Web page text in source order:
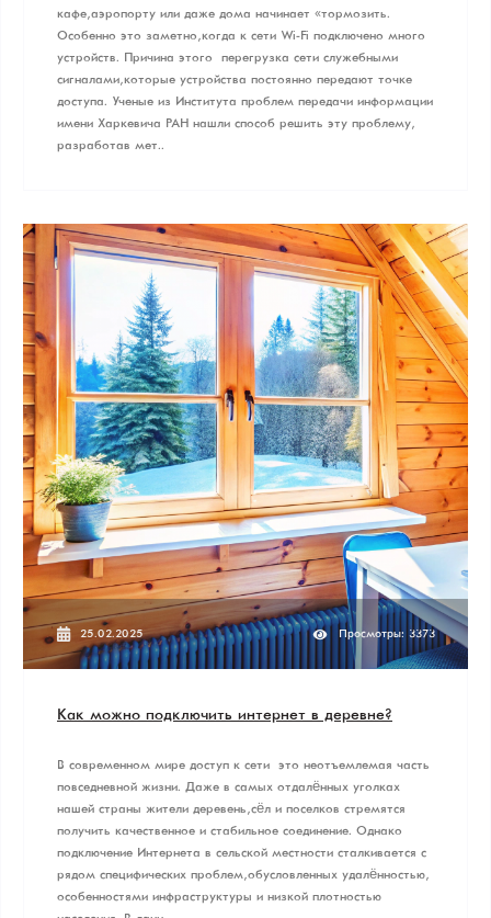
кафе, аэропорту или даже дома начинает «тормозить».
Особенно это заметно, когда к сети Wi-Fi подключено много
устройств. Причина этого — перегрузка сети служебными
сигналами, которые устройства постоянно передают точке
доступа. Ученые из Института проблем передачи информации
имени Харкевича РАН нашли способ решить эту проблему,
разработав мет..
25.02.2025 Просмотры: 3373
Как можно подключить интернет в деревне?
В современном мире доступ к сети – это неотъемлемая часть
повседневной жизни. Даже в самых отдалённых уголках
нашей страны жители деревень, сёл и поселков стремятся
получить качественное и стабильное соединение. Однако
подключение Интернета в сельской местности сталкивается с
рядом специфических проблем, обусловленных удалённостью,
особенностями инфраструктуры и низкой плотностью